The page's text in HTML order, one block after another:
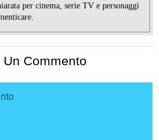
per cinema, serie TV e personaggi
Un Commento